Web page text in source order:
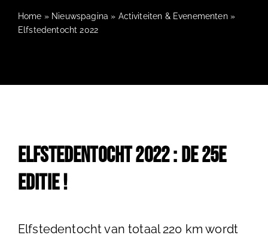
Home » Nieuwspagina » Activiteiten & Evenementen»
Elfstedentocht 2022
Elfstedentocht 2022 : De 25e
editie !
Elfstedentocht van totaal 220 km wordt